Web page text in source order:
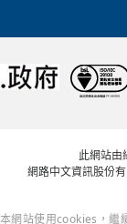
此網站由
網路中文資訊股份
本網站使用cookies，繼